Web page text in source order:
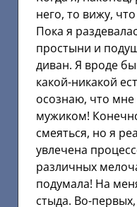
него, то вижу,
Пока я
простыни и
диван. Я вроде
какой-никакой
осознаю, что мне
мужиком!
смеяться, но я
увлечена
различных
подумала! На
стыда. Во-